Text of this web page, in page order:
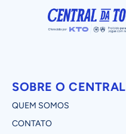
SOBRE O CENTRAL
QUEM SOMOS
CONTATO